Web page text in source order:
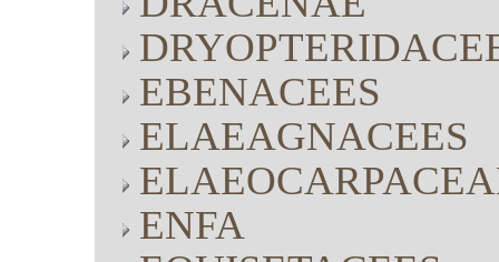
EBENACEES
ELAEAGNACEES
ENFA